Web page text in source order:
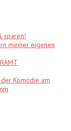
sparen!
meiner eigenen
Komödie am